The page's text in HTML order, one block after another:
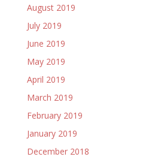
August 2019
July 2019
June 2019
May 2019
April 2019
March 2019
February 2019
January 2019
December 2018